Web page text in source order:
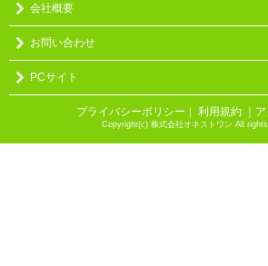
会社概要
お問い合わせ
PCサイト
プライバシーポリシー ｜ 利用規約 ｜
Copyright(c) 株式会社オネストワン All rights